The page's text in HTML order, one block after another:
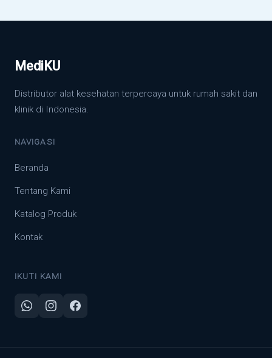
MediKU
Distributor alat kesehatan terpercaya untuk rumah sakit dan
klinik di Indonesia.
NAVIGASI
Beranda
Tentang Kami
Katalog Produk
Kontak
IKUTI KAMI